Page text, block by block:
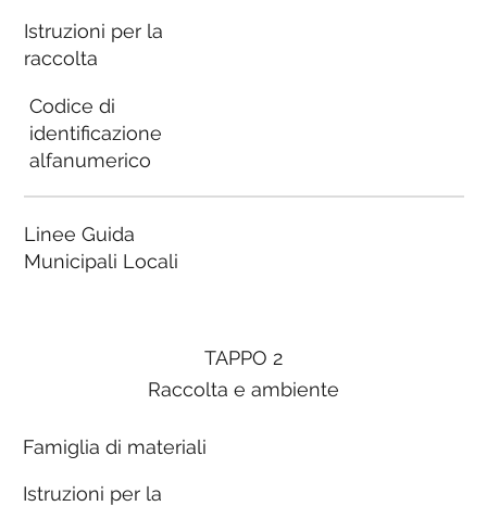
Istruzioni per la
raccolta
Codice di
identificazione
alfanumerico
Linee Guida
Municipali Locali
TAPPO 2
Raccolta e ambiente
Famiglia di materiali
Istruzioni per la